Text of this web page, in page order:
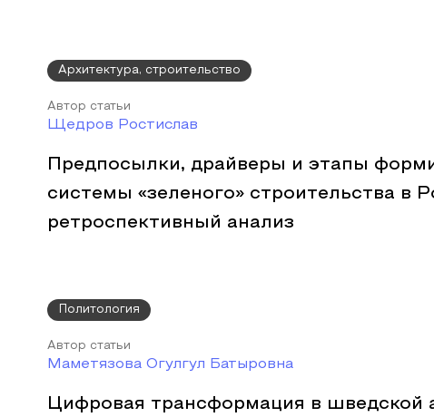
Архитектура, строительство
Автор статьи
Щедров Ростислав
Предпосылки, драйверы и этапы
системы «зеленого» строительства в
ретроспективный анализ
Политология
Автор статьи
Маметязова Огулгул Батыровна
Цифровая трансформация в шведской